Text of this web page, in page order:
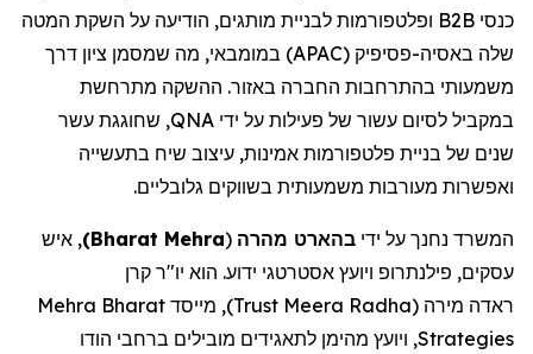
כנסי B2B ופלטפורמות לבניית מותגים, הודיעה על השקת המטה
שלה באסיה-פסיפיק (APAC) במומבאי, מה שמסמן ציון דרך
משמעותי בהתרחבות החברה באזור. ההשקה מתרחשת
במקביל לסיום עשור של פעילות על ידי QNA,
שחוגגת עשר
שנים של בניית פלטפורמות אמינות, עיצוב שיח בתעשייה
ואפשרות מעורבות משמעותית בשווקים גלובליים.
המשרד נחנך על ידי בהארט מהרה (
Bharat Mehra
), איש
עסקים, פילנתרופ ויועץ אסטרטגי ידוע. הוא יו"ר קרן
ראדה מירה (
Radha
Meera
Trust
), מייסד Bharat
Mehra
Strategies, ויועץ מהימן לתאגידים מובילים ברחבי הודו